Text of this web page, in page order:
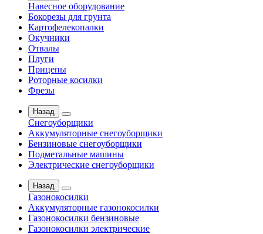
Навесное оборудование
Бокорезы для грунта
Картофелекопалки
Окучники
Отвалы
Плуги
Прицепы
Роторные косилки
Фрезы
Назад
Снегоуборщики
Аккумуляторные снегоуборщики
Бензиновые снегоуборщики
Подметальные машины
Электрические снегоуборщики
Назад
Газонокосилки
Аккумуляторные газонокосилки
Газонокосилки бензиновые
Газонокосилки электрические